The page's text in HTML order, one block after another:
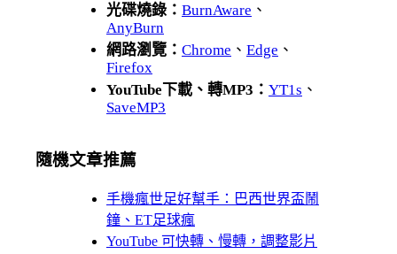
光碟燒錄： BurnAware 、
AnyBurn
網路瀏覽： Chrome 、 Edge 、
Firefox
YouTube下載、轉MP3： YT1s 、
SaveMP3
隨機文章推薦
手機瘋世足好幫手：巴西世界盃鬧
鐘、ET足球瘋
YouTube 可快轉、慢轉，調整影片